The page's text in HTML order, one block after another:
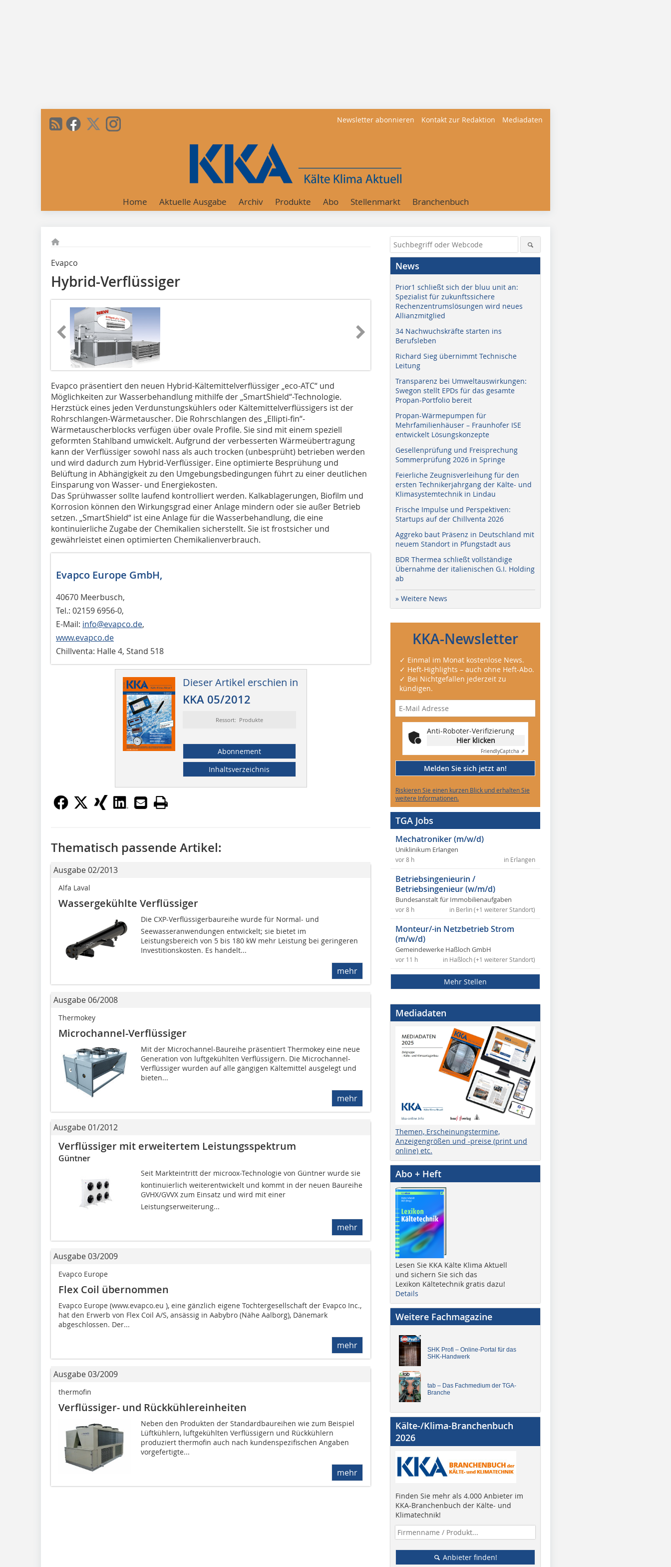
Newsletter abonnieren Kontakt zur Redaktion Mediadaten
Home Aktuelle Ausgabe Archiv Produkte Abo Stellenmarkt Branchenbuch
Evapco
Hybrid-Verflüssiger
Evapco präsentiert den neuen Hybrid-Kältemittelverflüssiger „eco-ATC“ und
Möglichkeiten zur Wasserbehandlung mithilfe der „SmartShield“-Technologie.
Herzstück eines jeden Verdunstungskühlers oder Kältemittelverflüssigers ist der
Rohrschlangen-Wärmetauscher. Die Rohrschlangen des „Ellipti-fin“-
Wärmetauscherblocks verfügen über ovale Profile. Sie sind mit einem speziell
geformten Stahlband umwickelt. Aufgrund der verbesserten Wärmeübertragung
kann der Verflüssiger sowohl nass als auch trocken (unbesprüht) betrieben werden
und wird dadurch zum Hybrid-Verflüssiger. Eine optimierte Besprühung und
Belüftung in Abhängigkeit zu den Umgebungsbedingungen führt zu einer deutlichen
Einsparung von Wasser- und Energiekosten.
Das Sprühwasser sollte laufend kontrolliert werden. Kalkablagerungen, Biofilm und
Korrosion können den Wirkungsgrad einer Anlage mindern oder sie außer Betrieb
setzen. „SmartShield“ ist eine Anlage für die Wasserbehandlung, die eine
kontinuierliche Zugabe der Chemikalien sicherstellt. Sie ist frostsicher und
gewährleistet einen optimierten Chemikalienverbrauch.
Evapco Europe GmbH,
40670 Meerbusch,
Tel.: 02159 6956-0,
E-Mail: info@evapco.de,
www.evapco.de
Chillventa: Halle 4, Stand 518
Dieser Artikel erschien in
KKA 05/2012
Ressort: Produkte
Abonnement
Inhaltsverzeichnis
Thematisch passende Artikel:
Ausgabe 02/2013
Alfa Laval
Wassergekühlte Verflüssiger
Die CXP-Verflüssigerbaureihe wurde für Normal- und
Seewasseranwendungen entwickelt; sie bietet im
Leistungsbereich von 5 bis 180 kW mehr Leistung bei geringeren
Investitionskosten. Es handelt...
mehr
Ausgabe 06/2008
Thermokey
Microchannel-Verflüssiger
Mit der Microchannel-Baureihe präsentiert Thermokey eine neue
Generation von luftgekühlten Verflüssigern. Die Microchannel-
Verflüssiger wurden auf alle gängigen Kältemittel ausgelegt und
bieten...
mehr
Ausgabe 01/2012
Verflüssiger mit erweitertem Leistungsspektrum
Güntner
Seit Markteintritt der microox-Technologie von Güntner wurde sie
kontinuierlich weiterentwickelt und kommt in der neuen Baureihe
GVHX/GVVX zum Einsatz und wird mit einer
Leistungserweiterung...
mehr
Ausgabe 03/2009
Evapco Europe
Flex Coil übernommen
Evapco Europe (www.evapco.eu ), eine gänzlich eigene Tochtergesellschaft der Evapco Inc.,
hat den Erwerb von Flex Coil A/S, ansässig in Aabybro (Nähe Aalborg), Dänemark
abgeschlossen. Der...
mehr
Ausgabe 03/2009
thermofin
Verflüssiger- und Rückkühlereinheiten
Neben den Produkten der Standardbaureihen wie zum Beispiel
Lüftkühlern, luftgekühlten Verflüssigern und Rückkühlern
produziert thermofin auch nach kundenspezifischen Angaben
vorgefertigte...
mehr
News
Prior1 schließt sich der bluu unit an:
Spezialist für zukunftssichere
Rechenzentrumslösungen wird neues
Allianzmitglied
34 Nachwuchskräfte starten ins
Berufsleben
Richard Sieg übernimmt Technische
Leitung
Transparenz bei Umweltauswirkungen:
Swegon stellt EPDs für das gesamte
Propan-Portfolio bereit
Propan-Wärmepumpen für
Mehrfamilienhäuser – Fraunhofer ISE
entwickelt Lösungskonzepte
Gesellenprüfung und Freisprechung
Sommerprüfung 2026 in Springe
Feierliche Zeugnisverleihung für den
ersten Technikerjahrgang der Kälte- und
Klimasystemtechnik in Lindau
Frische Impulse und Perspektiven:
Startups auf der Chillventa 2026
Aggreko baut Präsenz in Deutschland mit
neuem Standort in Pfungstadt aus
BDR Thermea schließt vollständige
Übernahme der italienischen G.I. Holding
ab
» Weitere News
KKA-Newsletter
✓ Einmal im Monat kostenlose News.
✓ Heft-Highlights – auch ohne Heft-Abo.
✓ Bei Nichtgefallen jederzeit zu
kündigen.
Anti-Roboter-Verifizierung
Hier klicken
FriendlyCaptcha ⇗
Melden Sie sich jetzt an!
Riskieren Sie einen kurzen Blick und erhalten Sie
weitere Informationen.
TGA Jobs
Mechatroniker (m/w/d)
Uniklinikum Erlangen
in Erlangen
vor 8 h
Betriebsingenieurin /
Betriebsingenieur (w/m/d)
Bundesanstalt für Immobilienaufgaben
in Berlin (+1 weiterer Standort)
vor 8 h
Monteur/-in Netzbetrieb Strom
(m/w/d)
Gemeindewerke Haßloch GmbH
in Haßloch (+1 weiterer Standort)
vor 11 h
Mehr Stellen
Mediadaten
Themen, Erscheinungstermine,
Anzeigengrößen und -preise (print und
online) etc.
Abo + Heft
Lesen Sie KKA Kälte Klima Aktuell
und sichern Sie sich das
Lexikon Kältetechnik gratis dazu!
Details
Weitere Fachmagazine
SHK Profi – Online-Portal für das
SHK-Handwerk
tab – Das Fachmedium der TGA-
Branche
Kälte-/Klima-Branchenbuch
2026
Finden Sie mehr als 4.000 Anbieter im
KKA-Branchenbuch der Kälte- und
Klimatechnik!
Anbieter finden!